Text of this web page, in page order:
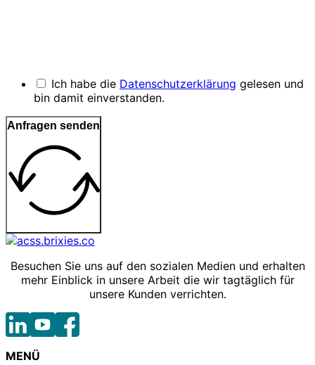
Ich habe die Datenschutzerklärung gelesen und
bin damit einverstanden.
Anfragen senden
Besuchen Sie uns auf den sozialen Medien und erhalten
mehr Einblick in unsere Arbeit die wir tagtäglich für
unsere Kunden verrichten.
MENÜ